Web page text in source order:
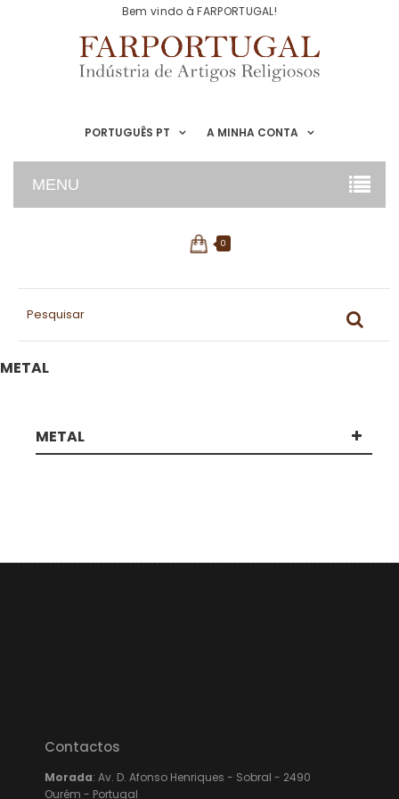
PORTUGUÊS PT
Bem vindo à FARPORTUGAL!
A MINHA CONTA
MENU
0
METAL
METAL
Contactos
Morada: Av. D. Afonso Henriques - Sobral - 2490
Ourém - Portugal